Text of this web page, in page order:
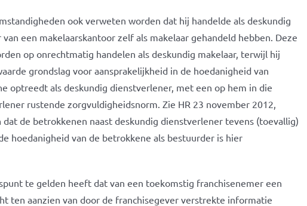
ook verweten worden dat hij handelde als deskundig
een makelaarskantoor zelf als makelaar gehandeld hebben. Deze
op onrechtmatig handelen als deskundig makelaar, terwijl hij
grondslag voor aansprakelijkheid in de hoedanigheid van
optreedt als deskundig dienstverlener, met een op hem in die
rustende zorgvuldigheidsnorm. Zie HR 23 november 2012,
dat de betrokkenen naast deskundig dienstverlener tevens (toevallig)
hoedanigheid van de betrokkene als bestuurder is hier
te gelden heeft dat van een toekomstig franchisenemer een
ten aanzien van door de franchisegever verstrekte informatie